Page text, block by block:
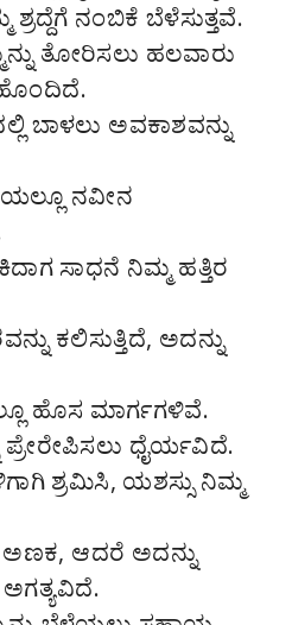
ಶ್ರದ್ದೆಗೆ ನಂಬಿಕೆ ಬೆಳೆಸುತ್ತವೆ.
ತೋರಿಸಲು ಹಲವಾರು
ಬಾಳಲು ಅವಕಾಶವನ್ನು
ನವೀನ
ಸಾಧನೆ ನಿಮ್ಮ ಹತ್ತಿರ
ಕಲಿಸುತ್ತಿದೆ, ಅದನ್ನು
ಹೊಸ ಮಾರ್ಗಗಳಿವೆ.
ಪ್ರೇರೇಪಿಸಲು ಧೈರ್ಯವಿದೆ.
ಶ್ರಮಿಸಿ, ಯಶಸ್ಸು ನಿಮ್ಮ
ಅಣಕ, ಆದರೆ ಅದನ್ನು